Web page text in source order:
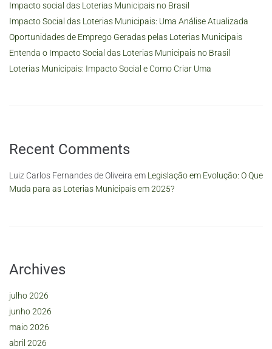
Impacto social das Loterias Municipais no Brasil
Impacto Social das Loterias Municipais: Uma Análise Atualizada
Oportunidades de Emprego Geradas pelas Loterias Municipais
Entenda o Impacto Social das Loterias Municipais no Brasil
Loterias Municipais: Impacto Social e Como Criar Uma
Recent Comments
Luiz Carlos Fernandes de Oliveira em Legislação em Evolução: O Que
Muda para as Loterias Municipais em 2025?
Archives
julho 2026
junho 2026
maio 2026
abril 2026